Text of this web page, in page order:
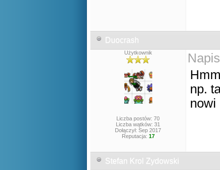
Duocrash
Użytkownik
Liczba postów: 70
Liczba wątków: 31
Dołączył: Sep 2017
Reputacja: 17
np.
nowi
Stefan Krol Zydowski